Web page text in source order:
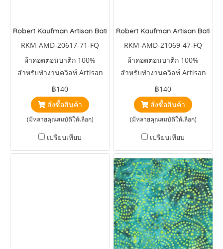
Robert Kaufman Artisan Batiks Forest Glen Water Lagoon
RKM-AMD-20617-71-FQ
ผ้าคอตตอนบาติก 100%
สำหรับทำงานควิลท์ Artisan
Batiks Forest Glen Water
Lagoon
฿140
สั่งซื้อสินค้า
(มีหลายคุณสมบัติให้เลือก)
เปรียบเทียบ
Robert Kaufman Artisan Batiks
RKM-AMD-21069-47-FQ
ผ้าคอตตอนบาติก 100%
สำหรับทำงานควิลท์ Artisan
Batiks Wintergreen Lunn
Studios Rippling Pond
Grass
฿140
สั่งซื้อสินค้า
(มีหลายคุณสมบัติให้เลือก)
เปรียบเทียบ